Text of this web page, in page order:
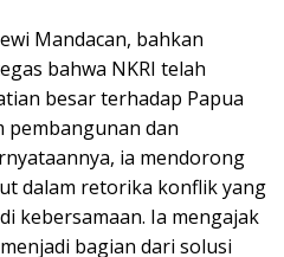
Mandacan, bahkan
bahwa NKRI telah
besar terhadap Papua
pembangunan dan
ia mendorong
dalam retorika konflik yang
kebersamaan. Ia mengajak
bagian dari solusi